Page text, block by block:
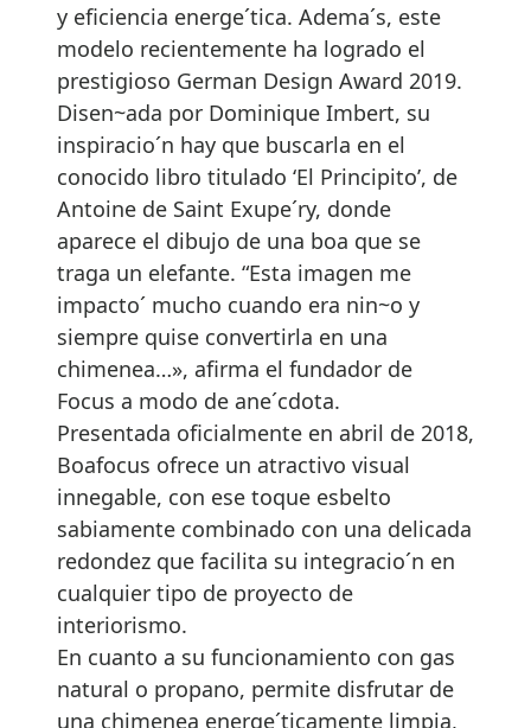
y eficiencia energe´tica. Adema´s, este
modelo recientemente ha logrado el
prestigioso German Design Award 2019.
Disen~ada por Dominique Imbert, su
inspiracio´n hay que buscarla en el
conocido libro titulado ‘El Principito’, de
Antoine de Saint Exupe´ry, donde
aparece el dibujo de una boa que se
traga un elefante. “Esta imagen me
impacto´ mucho cuando era nin~o y
siempre quise convertirla en una
chimenea…», afirma el fundador de
Focus a modo de ane´cdota.
Presentada oficialmente en abril de 2018,
Boafocus ofrece un atractivo visual
innegable, con ese toque esbelto
sabiamente combinado con una delicada
redondez que facilita su integracio´n en
cualquier tipo de proyecto de
interiorismo.
En cuanto a su funcionamiento con gas
natural o propano, permite disfrutar de
una chimenea energe´ticamente limpia,